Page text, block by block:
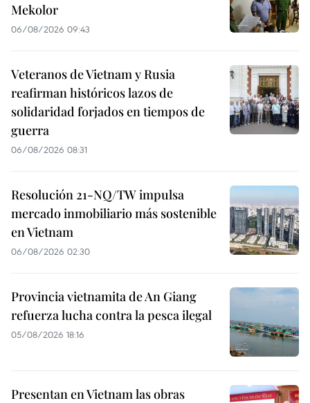
Mekolor
06/08/2026 09:43
Veteranos de Vietnam y Rusia
reafirman históricos lazos de
solidaridad forjados en tiempos de
guerra
06/08/2026 08:31
Resolución 21-NQ/TW impulsa
mercado inmobiliario más sostenible
en Vietnam
06/08/2026 02:30
Provincia vietnamita de An Giang
refuerza lucha contra la pesca ilegal
05/08/2026 18:16
Presentan en Vietnam las obras